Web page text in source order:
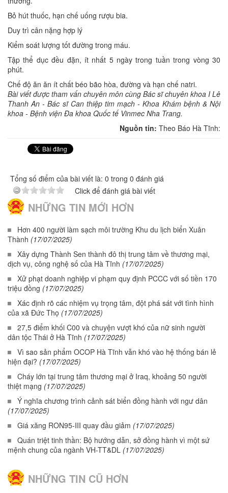
Bỏ hút thuốc, hạn chế uống rượu bia.
Duy trì cân nặng hợp lý
Kiểm soát lượng tốt đường trong máu.
Tập thể dục đều đặn, ít nhất 5 ngày trong tuần trong vòng 30
phút.
Chế độ ăn ăn ít chất béo bão hòa, đường và hạn chế natri.
Bài viết được tham vấn chuyên môn cùng Bác sĩ chuyên khoa I Lê
Thanh An - Bác sĩ Can thiệp tim mạch - Khoa Khám bệnh & Nội
khoa - Bệnh viện Đa khoa Quốc tế Vinmec Nha Trang.
Nguồn tin: Theo Báo Hà Tĩnh:
Tổng số điểm của bài viết là: 0 trong 0 đánh giá
Click để đánh giá bài viết
NHỮNG TIN MỚI HƠN
Hơn 400 người làm sạch môi trường Khu du lịch biển Xuân
Thành (17/07/2025)
Xây dựng Thành Sen thành đô thị trung tâm về thương mại,
dịch vụ, công nghệ số của Hà Tĩnh (17/07/2025)
Xử phạt doanh nghiệp vi phạm quy định PCCC với số tiền 170
triệu đồng (17/07/2025)
Xác định rõ các nhiệm vụ trọng tâm, đột phá sát với tình hình
của xã Đức Thọ (17/07/2025)
27,5 điểm khối C00 và chuyện vượt khó của nữ sinh người
dân tộc Thái ở Hà Tĩnh (17/07/2025)
Vì sao sản phẩm OCOP Hà Tĩnh vẫn khó vào hệ thống bán lẻ
hiện đại? (17/07/2025)
Cháy lớn tại trung tâm thương mại ở Iraq, khoảng 50 người
thiệt mạng (17/07/2025)
Ý nghĩa chương trình cảnh sát biển đồng hành với ngư dân
(17/07/2025)
Giá xăng RON95-III quay đầu giảm (17/07/2025)
Quán triệt tinh thần: Bộ hướng dẫn, sở đồng hành vì một sứ
mệnh chung của ngành VH-TT&DL (17/07/2025)
NHỮNG TIN CŨ HƠN